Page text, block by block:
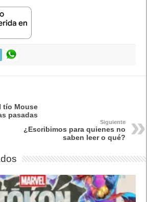
tío Mouse
pasadas
Siguiente
¿Escribimos para quienes no
saben leer o qué?